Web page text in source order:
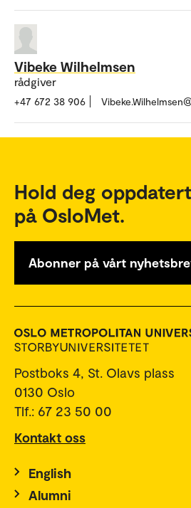
Vibeke Wilhelmsen
rådgiver
+47 672 38 906
Hold deg
på OsloMet.
Abonner på vårt
Postboks 4, St. Olavs plass
0130 Oslo
Tlf.: 67 23 50 00
Kontakt oss
English
Alumni